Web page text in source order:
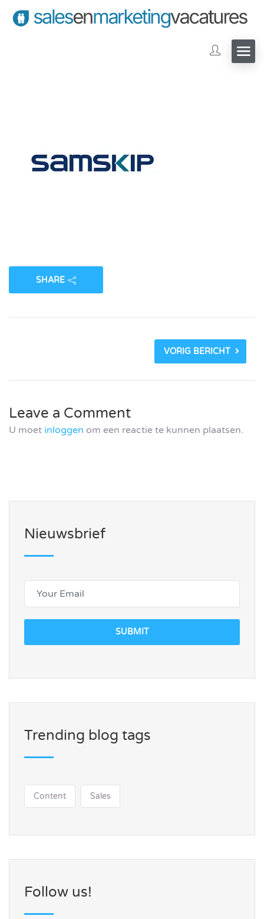
SHARE
VORIG BERICHT
Leave a Comment
U moet inloggen om een reactie te kunnen plaatsen.
Nieuwsbrief
SUBMIT
Trending blog tags
Content Sales
Follow us!